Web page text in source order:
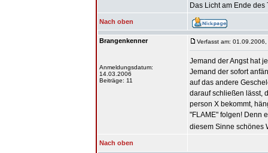
Das Licht am Ende
Nach oben
Brangenkenner
Anmeldungsdatum:
14.03.2006
Beiträge: 11
Verfasst am:
Jemand der Angst hat
Jemand der sofort
auf das andere
darauf schließen lässt,
person X bekommt,
"FLAME" folgen! Denn
diesem Sinne schönes
Nach oben